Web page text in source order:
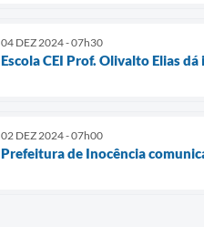
04 DEZ 2024 - 07h30
Escola CEI Prof. Olivalto Elias
02 DEZ 2024 - 07h00
Prefeitura de Inocência